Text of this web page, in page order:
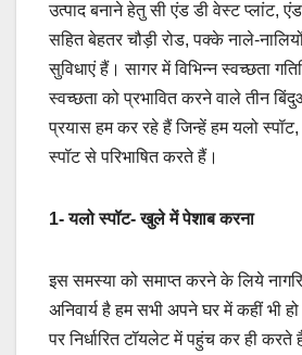
उत्पाद बनाने हेतु सी एंड डी वेस्ट प्लांट,
सहित बेहतर चौड़ी रोड, पक्के नाले-
सुविधाएं हैं। सागर में विभिन्न स्वच्छता
स्वच्छता को प्रभावित करने वाले तीन
प्रयास हम कर रहे हैं जिन्हें हम यलो
स्पॉट से परिभाषित करते हैं।
1- यलो स्पॉट- खुले में पेशाब करना
इस समस्या को समाप्त करने के लिये
अनिवार्य है हम सभी अपने घर में कहीं भी
पर निर्धारित टॉयलेट में पहुंच कर ही